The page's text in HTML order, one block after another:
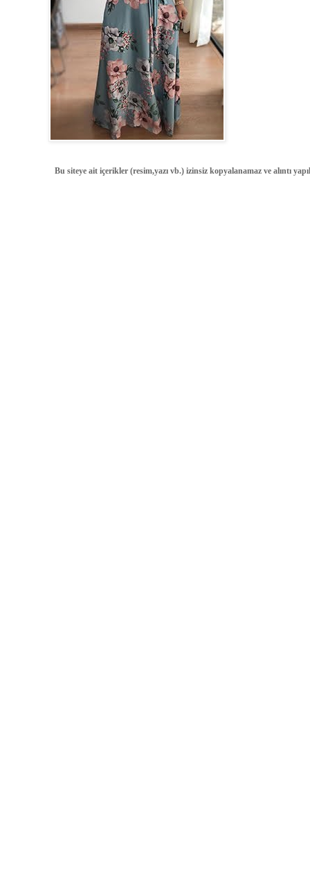
Bu siteye ait içerikler (resim,yazı vb.) izinsiz kopyalanamaz ve alıntı